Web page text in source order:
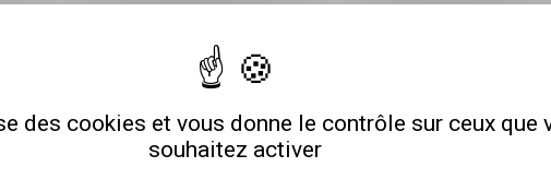
des cookies et vous donne le contrôle sur ceux que
souhaitez activer
Siège -
67100